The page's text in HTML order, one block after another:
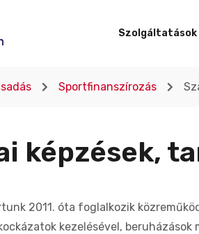
Szolgáltatások
Sportfinanszírozás
képzések,
2011. óta foglalkozik
kezelésével,